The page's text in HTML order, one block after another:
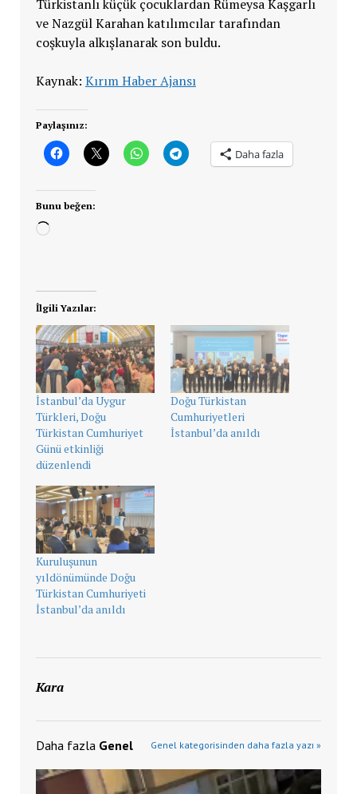
Türkistanlı küçük çocuklardan Rümeysa Kaşgarlı
ve Nazgül Karahan katılımcılar tarafından
coşkuyla alkışlanarak son buldu.
Kaynak: Kırım Haber Ajansı
Paylaşınız:
Daha fazla
Bunu beğen:
Yükleniyor...
İlgili Yazılar:
İstanbul’da Uygur
Türkleri, Doğu
Türkistan Cumhuriyet
Günü etkinliği
düzenlendi
Doğu Türkistan
Cumhuriyetleri
İstanbul’da anıldı
Kuruluşunun
yıldönümünde Doğu
Türkistan Cumhuriyeti
İstanbul’da anıldı
Kara
Daha fazla Genel Genel kategorisinden daha fazla yazı »